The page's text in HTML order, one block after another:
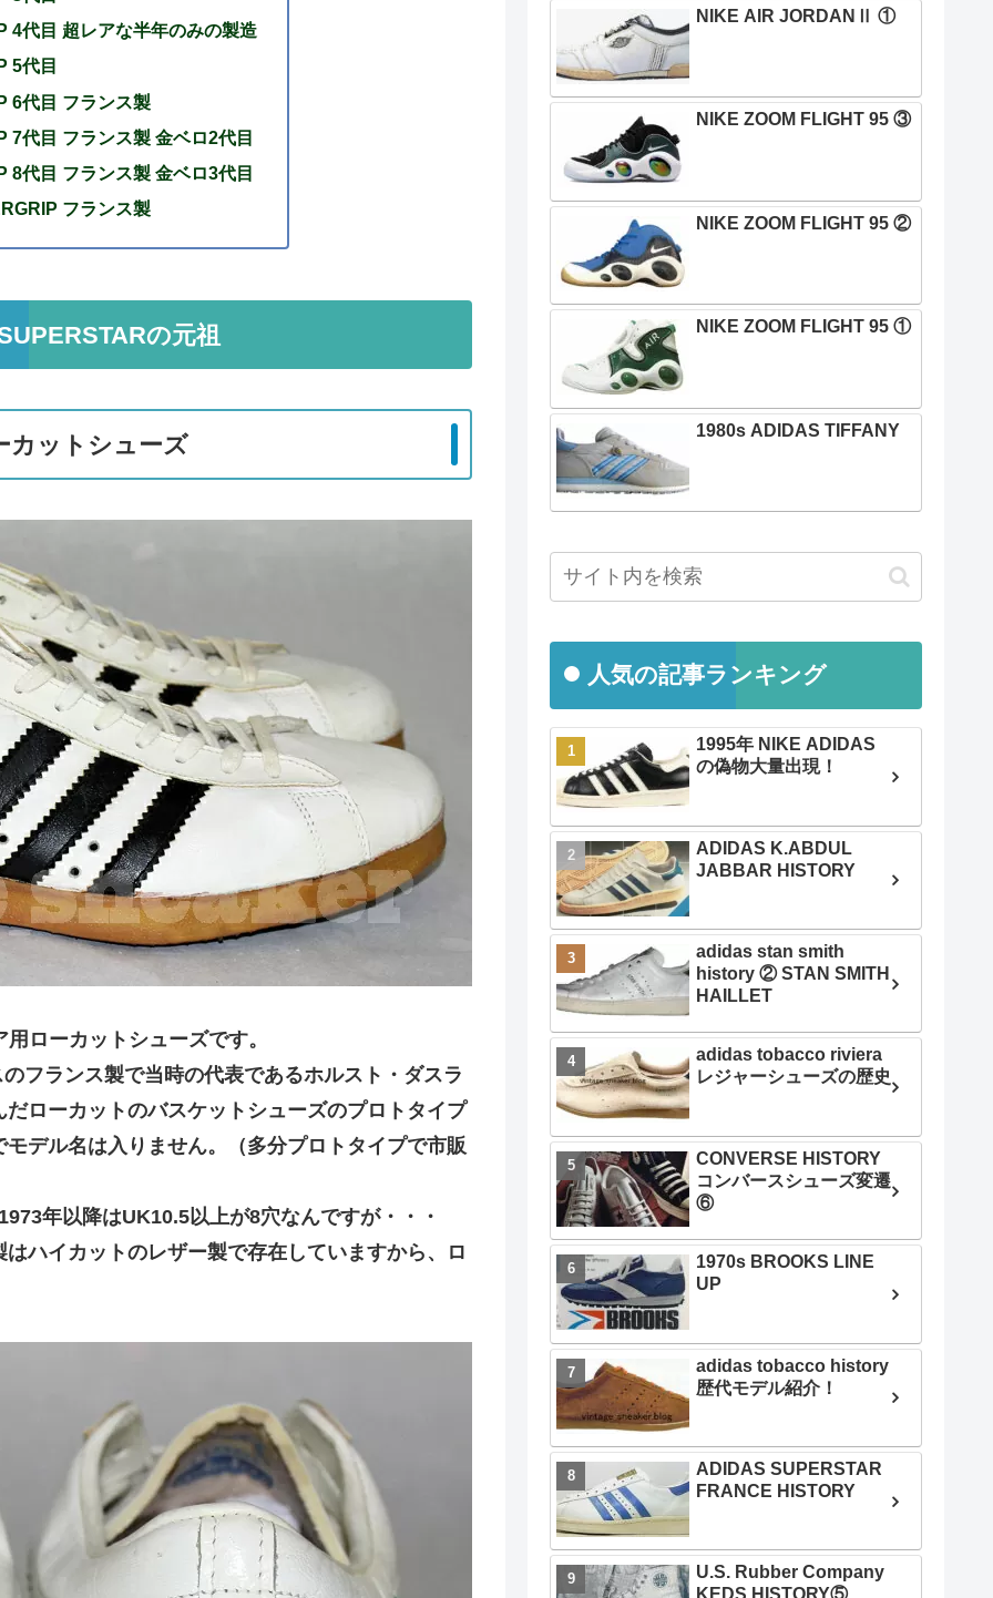
4代目 超レアな半年のみの製造
5代目
6代目 フランス製
7代目 フランス製 金ベロ2代目
8代目 フランス製 金ベロ3代目
フランス製
の元祖
カットシューズ
ローカットシューズです。
フランス製で当時の代表であるホルスト・ダスラ
ローカットのバスケットシューズのプロトタイプ
デル名は入りません。（多分プロトタイプで市販
年以降はUK10.5以上が8穴なんですが・・・
ハイカットのレザー製で存在していますから、ロ
NIKE AIR JORDANⅡ ①
NIKE ZOOM FLIGHT 95 ③
NIKE ZOOM FLIGHT 95 ②
NIKE ZOOM FLIGHT 95 ①
1980s ADIDAS TIFFANY
人気の記事ランキング
1995年 NIKE ADIDAS
の偽物大量出現！
ADIDAS K.ABDUL
JABBAR HISTORY
adidas stan smith
history ② STAN SMITH
HAILLET
adidas tobacco riviera
レジャーシューズの歴史
CONVERSE HISTORY
コンバースシューズ変遷
⑥
1970s BROOKS LINE
UP
adidas tobacco history
歴代モデル紹介！
ADIDAS SUPERSTAR
FRANCE HISTORY
U.S. Rubber Company